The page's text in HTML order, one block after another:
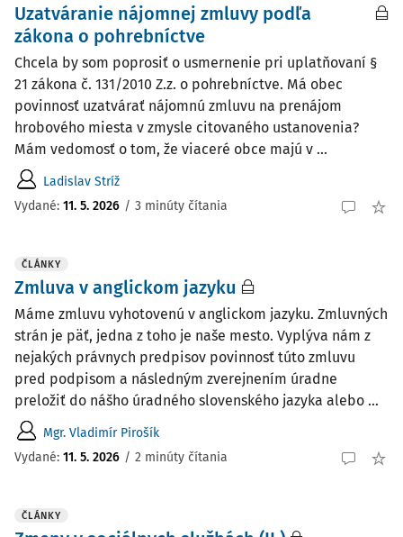
Uzatváranie nájomnej zmluvy podľa
zákona o pohrebníctve
Chcela by som poprosiť o usmernenie pri uplatňovaní §
21 zákona č. 131/2010 Z.z. o pohrebníctve. Má obec
povinnosť uzatvárať nájomnú zmluvu na prenájom
hrobového miesta v zmysle citovaného ustanovenia?
Mám vedomosť o tom, že viaceré obce majú v ...
Ladislav Stríž
Vydané: 11. 5. 2026 / 3 minúty čítania
ČLÁNKY
Zmluva v anglickom jazyku
Máme zmluvu vyhotovenú v anglickom jazyku. Zmluvných
strán je päť, jedna z toho je naše mesto. Vyplýva nám z
nejakých právnych predpisov povinnosť túto zmluvu
pred podpisom a následným zverejnením úradne
preložiť do nášho úradného slovenského jazyka alebo ...
Mgr. Vladimír Pirošík
Vydané: 11. 5. 2026 / 2 minúty čítania
ČLÁNKY